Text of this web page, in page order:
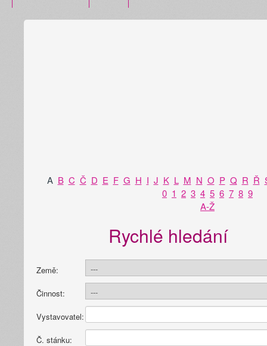
A B C Č D E F G H I J K L M N O P Q R Ř
0 1 2 3 4 5 6 7 8 9
A-Ž
Rychlé hledání
Země:
Činnost:
Vystavovatel:
Č. stánku: